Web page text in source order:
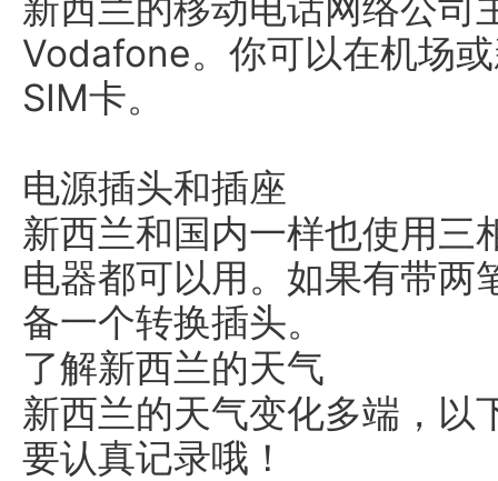
新西兰的移动电话网络公
Vodafone。你可以在机场
SIM卡。
电源插头和插座
新西兰和国内一样也使用三
电器都可以用。如果有带两
备一个转换插头。
了解新西兰的天气
新西兰的天气变化多端，以
要认真记录哦！